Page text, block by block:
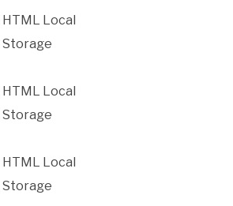
HTML Local
Storage
HTML Local
Storage
HTML Local
Storage